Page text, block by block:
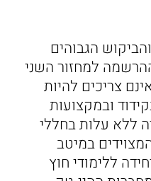
הגבוהים
למחזור השני
צריכים להיות
ובמקצועות
ללא עלות בחללי
במיטב
ללימודי חוץ